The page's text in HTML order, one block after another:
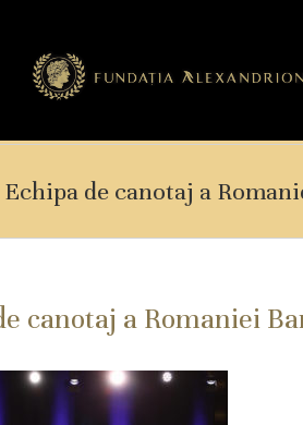
Echipa de canotaj a
canotaj a Romaniei